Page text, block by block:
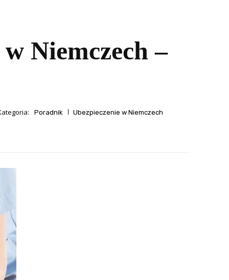
Niemczech –
Poradnik Ubezpieczenie w Niemczech